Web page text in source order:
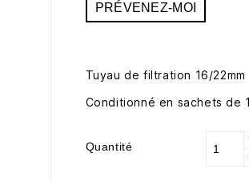
PRÉVENEZ-MOI
Tuyau de filtration 16/22mm
Conditionné en sachets de
Quantité